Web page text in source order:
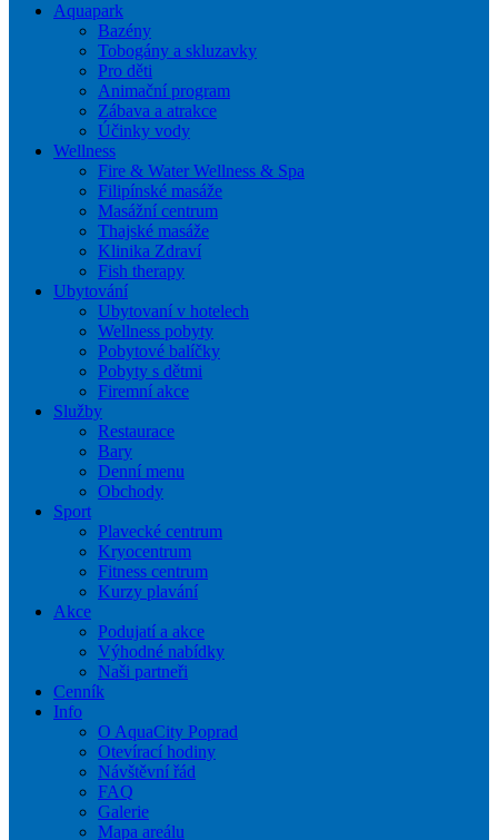
Aquapark
Bazény
Tobogány a skluzavky
Pro děti
Animační program
Zábava a atrakce
Účinky vody
Wellness
Fire & Water Wellness & Spa
Filipínské masáže
Masážní centrum
Thajské masáže
Klinika Zdraví
Fish therapy
Ubytování
Ubytovaní v hotelech
Wellness pobyty
Pobytové balíčky
Pobyty s dětmi
Firemní akce
Služby
Restaurace
Bary
Denní menu
Obchody
Sport
Plavecké centrum
Kryocentrum
Fitness centrum
Kurzy plavání
Akce
Podujatí a akce
Výhodné nabídky
Naši partneři
Cenník
Info
O AquaCity Poprad
Otevírací hodiny
Návštěvní řád
FAQ
Galerie
Mapa areálu